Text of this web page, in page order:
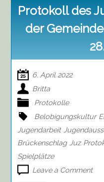
Protokoll des
der
6. April 2022
Britta
Protokolle
Belobigungskultur
Jugendarbeit
Brückenschlag Juz
Spielplätze
Leave a Commenton